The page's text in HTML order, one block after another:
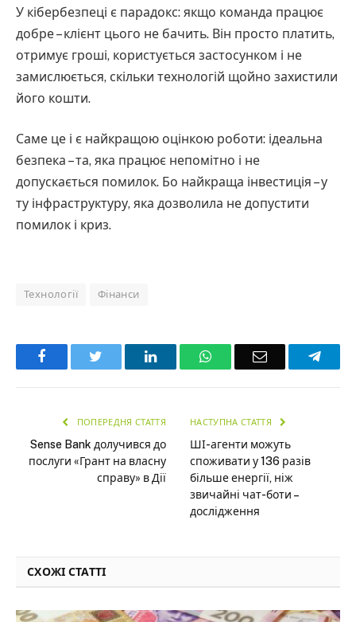
У кібербезпеці є парадокс: якщо команда працює
добре – клієнт цього не бачить. Він просто платить,
отримує гроші, користується застосунком і не
замислюється, скільки технологій щойно захистили
його кошти.
Саме це і є найкращою оцінкою роботи: ідеальна
безпека – та, яка працює непомітно і не
допускається помилок. Бо найкраща інвестиція – у
ту інфраструктуру, яка дозволила не допустити
помилок і криз.
Технології Фінанси
Facebook LinkedInWhatsAppEmail
ПОПЕРЕДНЯ СТАТТЯ
Sense Bank долучився до
послуги «Грант на власну
справу» в Дії
НАСТУПНА СТАТТЯ
ШІ-агенти можуть
споживати у 136 разів
більше енергії, ніж
звичайні чат-боти –
дослідження
СХОЖІ СТАТТІ